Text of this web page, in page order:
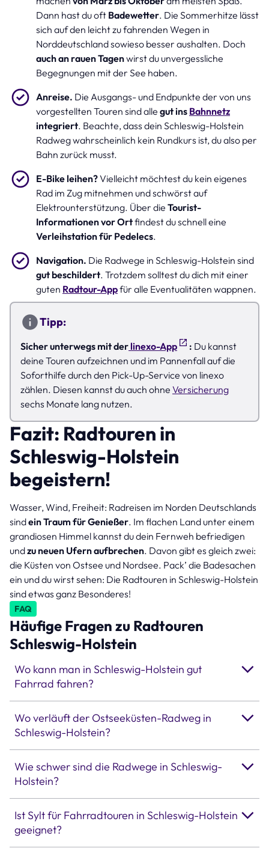
Dann hast du oft Badewetter. Die Sommerhitze lässt
sich auf den leicht zu fahrenden Wegen in
Norddeutschland sowieso besser aushalten. Doch
auch an rauen Tagenwirst du unvergessliche
Begegnungen mit der See haben.
Anreise. Die Ausgangs- und Endpunkte der von uns
vorgestellten Touren sind alle gut ins Bahnnetz
integriert. Beachte, dass dein Schleswig-Holstein
Radweg wahrscheinlich kein Rundkurs ist, du also per
Bahn zurück musst.
E-Bike leihen?Vielleicht möchtest du kein eigenes
Rad im Zug mitnehmen und schwörst auf
Elektrounterstützung. Über die Tourist-
Informationen vor Ortfindest du schnell eine
Verleihstation für Pedelecs.
Navigation. Die Radwege in Schleswig-Holstein sind
gut beschildert. Trotzdem solltest du dich mit einer
guten Radtour-Appfür alle Eventualitäten wappnen.
Tipp:
Sicher unterwegs mit der linexo-App : Du kannst
deine Touren aufzeichnen und im Pannenfall auf die
Soforthilfe durch den Pick-Up-Service von linexo
zählen. Diesen kannst du auch ohne Versicherung
sechs Monate lang nutzen.
Fazit: Radtouren in
Schleswig-Holstein
begeistern!
Wasser, Wind, Freiheit: Radreisen im Norden Deutschlands
sindein Traum für Genießer. Im flachen Land unter einem
grandiosen Himmel kannst du dein Fernweh befriedigen
undzu neuen Ufern aufbrechen. Davon gibt es gleich zwei:
die Küsten von Ostsee und Nordsee. Pack’ die Badesachen
ein und du wirst sehen: Die Radtouren in Schleswig-Holstein
sind etwas ganz Besonderes!
FAQ
Häufige Fragen zu Radtouren
Schleswig-Holstein
Wo kann man in Schleswig-Holstein gut
Fahrrad fahren?
Wo verläuft der Ostseeküsten-Radweg in
Schleswig-Holstein?
Wie schwer sind die Radwege in Schleswig-
Holstein?
Ist Sylt für Fahrradtouren in Schleswig-Holstein
geeignet?